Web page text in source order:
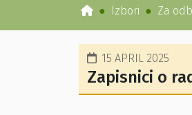
Izbori Za
15 APRIL 2025
Zapisnici o